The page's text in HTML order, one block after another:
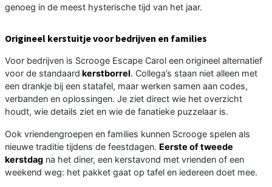
genoeg in de meest hysterische tijd van het jaar.
Origineel kerstuitje voor bedrijven en families
Voor bedrijven is Scrooge Escape Carol een origineel alternatief
voor de standaard kerstborrel. Collega’s staan niet alleen met
een drankje bij een statafel, maar werken samen aan codes,
verbanden en oplossingen. Je ziet direct wie het overzicht
houdt, wie details ziet en wie de fanatieke puzzelaar is.
Ook vriendengroepen en families kunnen Scrooge spelen als
nieuwe traditie tijdens de feestdagen. Eerste of tweede
kerstdag na het diner, een kerstavond met vrienden of een
weekend weg: het pakket gaat op tafel en iedereen doet mee.